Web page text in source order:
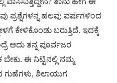
ಪ್ರಶ್ನೆಗಳನ್ನ ಹಲವು ವರ್ಷಗಳಿಂದ
ಕೇಳಿಕೊಂಡು ಬರುತ್ತಿದೆ. ಇದಕ್ಕೆ
ಅದು ತನ್ನ ಪೂರ್ವಜರ
ಈ ನಿಟ್ಟಿನಲ್ಲಿ ನಮ್ಮ
ಗುಹೆಗಳು, ಶಿಲಾಯುಗ